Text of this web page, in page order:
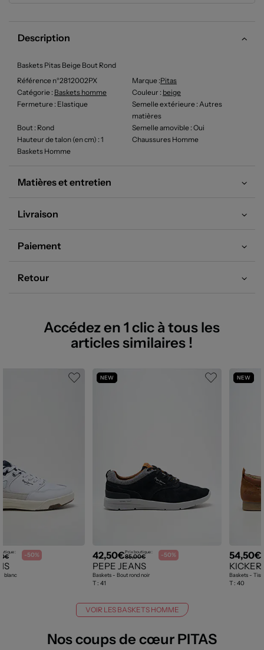
Description
Baskets Pitas Beige Bout Rond
Référence n°2812002PX
Marque :Pitas
Catégorie : Baskets homme Couleur : beige
Fermeture : Elastique Semelle extérieure : Autres
matières
Bout : Rond Semelle amovible : Oui
Hauteur de talon (en cm) : 1
Chaussures Homme
Baskets Homme
Matières et entretien
Livraison
Paiement
Retour
Accédez en 1 clic à tous les
articles similaires !
: -50%
blanc
NEW
42,50€Prix boutique :
85,00€ -50%
PEPE JEANS
Baskets - Bout rond noir
T : 41
NEW
54,50€
Baskets -
T : 40
VOIR LES BASKETS HOMME
Nos coups de cœur PITAS